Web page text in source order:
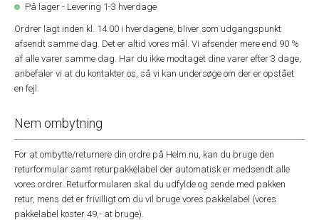
På lager - Levering 1-3 hverdage
Ordrer lagt inden kl. 14.00 i hverdagene, bliver som udgangspunkt
afsendt samme dag. Det er altid vores mål. Vi afsender mere end 90 %
af alle varer samme dag. Har du ikke modtaget dine varer efter 3 dage,
anbefaler vi at du kontakter os, så vi kan undersøge om der er opstået
en fejl.
Nem ombytning
For at ombytte/returnere din ordre på Helm.nu, kan du bruge den
returformular samt returpakkelabel der automatisk er medsendt alle
vores ordrer. Returformularen skal du udfylde og sende med pakken
retur, mens det er frivilligt om du vil bruge vores pakkelabel (vores
pakkelabel koster 49,- at bruge).